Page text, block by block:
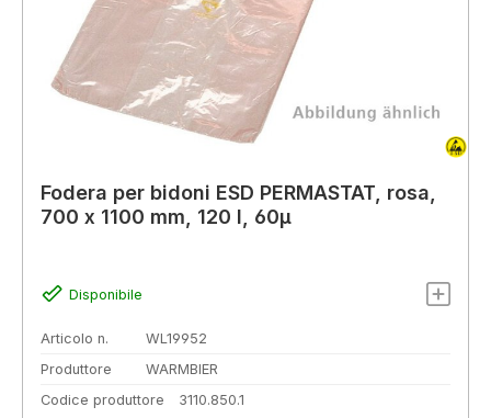
Fodera per bidoni ESD PERMASTAT, rosa,
700 x 1100 mm, 120 l, 60µ
Disponibile
Articolo n.
WL19952
Produttore
WARMBIER
Codice produttore
3110.850.1